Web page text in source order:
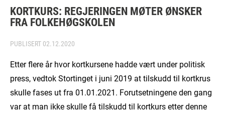
KORTKURS: REGJERINGEN MØTER ØNSKER
FRA FOLKEHØGSKOLEN
PUBLISERT 02.12.2020
Etter flere år hvor kortkursene hadde vært under politisk
press, vedtok Stortinget i juni 2019 at tilskudd til kortkrus
skulle fases ut fra 01.01.2021. Forutsetningene den gang
var at man ikke skulle få tilskudd til kortkurs etter denne